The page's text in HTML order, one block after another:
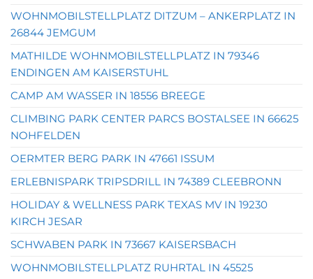
WOHNMOBILSTELLPLATZ DITZUM – ANKERPLATZ IN
26844 JEMGUM
MATHILDE WOHNMOBILSTELLPLATZ IN 79346
ENDINGEN AM KAISERSTUHL
CAMP AM WASSER IN 18556 BREEGE
CLIMBING PARK CENTER PARCS BOSTALSEE IN 66625
NOHFELDEN
OERMTER BERG PARK IN 47661 ISSUM
ERLEBNISPARK TRIPSDRILL IN 74389 CLEEBRONN
HOLIDAY & WELLNESS PARK TEXAS MV IN 19230
KIRCH JESAR
SCHWABEN PARK IN 73667 KAISERSBACH
WOHNMOBILSTELLPLATZ RUHRTAL IN 45525